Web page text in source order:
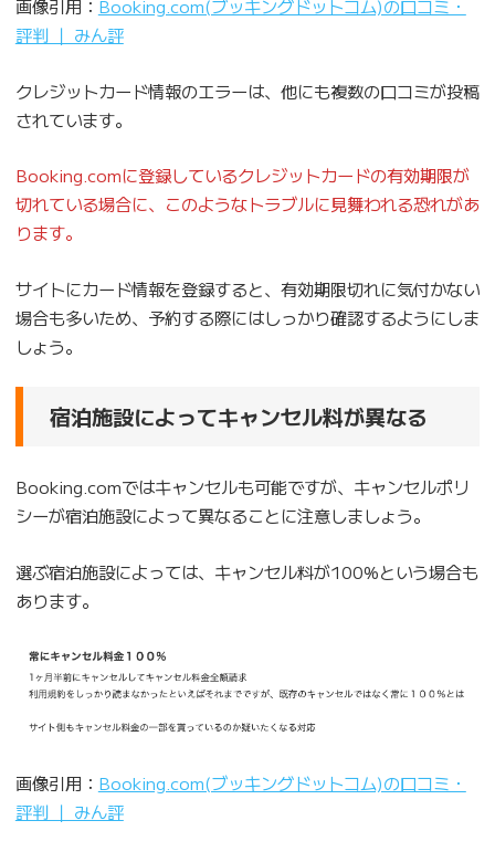
画像引用： Booking.com(ブッキングドットコム)の口コミ・
評判 ｜ みん評
クレジットカード情報のエラーは、他にも複数の口コミが投稿
されています。
Booking.comに登録しているクレジットカードの有効期限が
切れている場合に、このようなトラブルに見舞われる恐れがあ
ります。
サイトにカード情報を登録すると、有効期限切れに気付かない
場合も多いため、予約する際にはしっかり確認するようにしま
しょう。
宿泊施設によってキャンセル料が異なる
Booking.comではキャンセルも可能ですが、キャンセルポリ
シーが宿泊施設によって異なることに注意しましょう。
選ぶ宿泊施設によっては、キャンセル料が100%という場合も
あります。
画像引用： Booking.com(ブッキングドットコム)の口コミ・
評判 ｜ みん評